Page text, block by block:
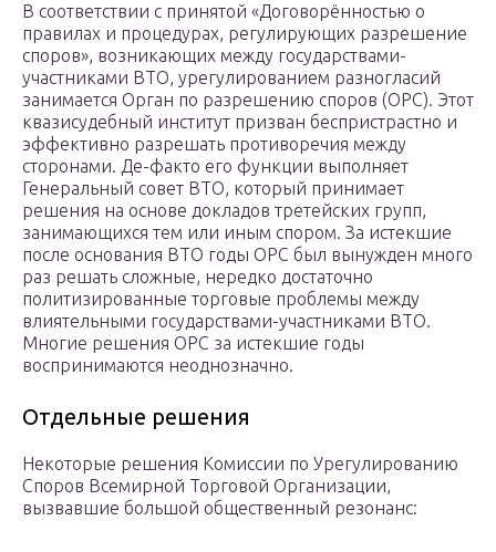
В соответствии с принятой «Договорённостью о
правилах и процедурах, регулирующих разрешение
споров», возникающих между государствами-
участниками ВТО, урегулированием разногласий
занимается Орган по разрешению споров (ОРС). Этот
квазисудебный институт призван беспристрастно и
эффективно разрешать противоречия между
сторонами. Де-факто его функции выполняет
Генеральный совет ВТО, который принимает
решения на основе докладов третейских групп,
занимающихся тем или иным спором. За истекшие
после основания ВТО годы ОРС был вынужден много
раз решать сложные, нередко достаточно
политизированные торговые проблемы между
влиятельными государствами-участниками ВТО.
Многие решения ОРС за истекшие годы
воспринимаются неоднозначно.
Отдельные решения
Некоторые решения Комиссии по Урегулированию
Споров Всемирной Торговой Организации,
вызвавшие большой общественный резонанс: